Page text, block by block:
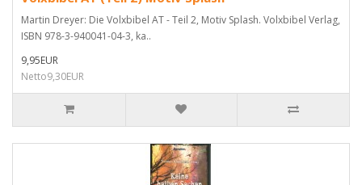
Martin Dreyer: Die Volxbibel AT - Teil 2, Motiv Splash. Volxbibel Verlag,
ISBN 978-3-940041-04-3, ka..
9,95EUR
Netto9,30EUR